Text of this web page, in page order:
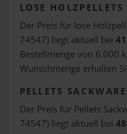
LOSE HOLZPELLETS
Der Preis für lose
74547) liegt aktuell bei
Bestellmenge von 6.000
Wunschmenge erhalten
PELLETS SACKWARE
Der Preis für Pellets
74547) liegt aktuell bei